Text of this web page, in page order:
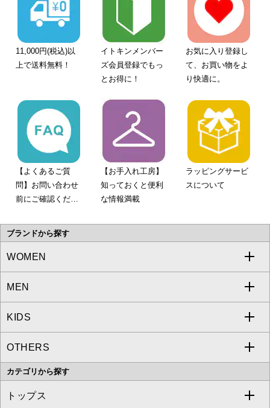
11,000円(税込)以
上で送料無料！
イトキンメンバー
ズ会員登録でもっ
とお得に！
お気に入り登録し
て、お買い物をよ
り快適に。
【よくあるご質
問】お問い合わせ
前にご確認くださ
【お手入れ工房】
知っておくと便利
な情報満載
ラッピングサービ
スについて
ブランドから探す
WOMEN
a.v.v
MICHEL KLEIN
MK MICHEL KLEIN
OFUON le MK
MEN
a.v.v
MICHEL KLEIN HOMME
MK MICHEL KLEIN HOMME
KIDS
a.v.v
OTHERS
MK MICHEL KLEIN BAG
カテゴリから探す
トップス